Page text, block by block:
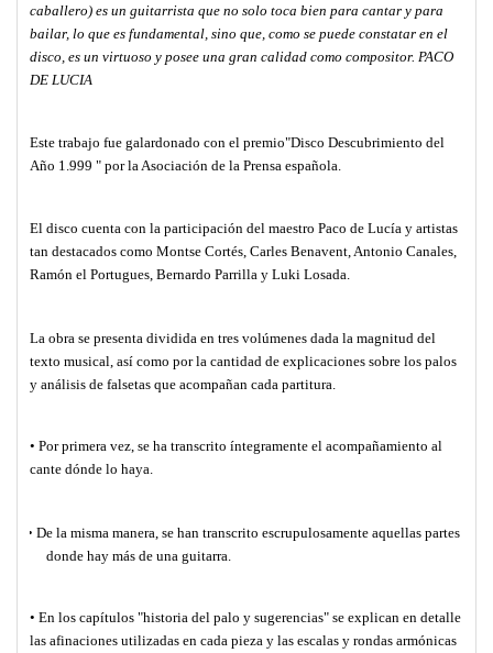
caballero) es un guitarrista que no solo toca bien para cantar y para
bailar, lo que es fundamental, sino que, como se puede constatar en el
disco, es un virtuoso y posee una gran calidad como compositor. PACO
DE LUCIA
Este trabajo fue galardonado con el premio"Disco Descubrimiento del
Año 1.999 " porla Asociación de la Prensa española.
El disco cuenta con la participación del maestro Paco de Lucía y artistas
tan destacados como Montse Cortés, Carles Benavent, Antonio Canales,
Ramón el Portugues, Bernardo Parrilla y Luki Losada.
La obra se presenta dividida en tres volúmenes dada la magnitud del
texto musical, así como por la cantidad de explicaciones sobre los palos
y análisis de falsetas que acompañan cada partitura.
• Por primera vez, se ha transcrito íntegramente el acompañamiento al
cante dónde lo haya.
• De la misma manera, se han transcrito escrupulosamente aquellas partes
donde hay más de una guitarra.
• En los capítulos "historia del palo y sugerencias" se explican en detalle
las afinaciones utilizadas en cada pieza y las escalas y rondas armónicas